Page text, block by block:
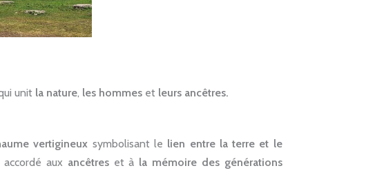
unit la nature, les hommes et leurs ancêtres.
vertigineux symbolisant le lien entre la terre et le
accordé aux ancêtreset à la mémoire des générations